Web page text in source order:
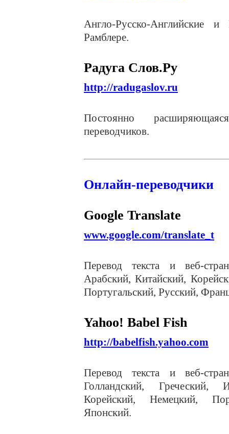
Англо-Русско-Английские и
Рамблере.
Радуга Слов.Ру
http://radugaslov.ru
Постоянно
переводчиков.
Онлайн-переводчики
Google Translate
www.google.com/translate_t
Перевод текста и веб-
Арабский, Китайский,
Португальский, Русский,
Yahoo! Babel Fish
http://babelfish.yahoo.com
Перевод текста и веб-
Голландский, Греческий,
Корейский, Немецкий,
Японский.